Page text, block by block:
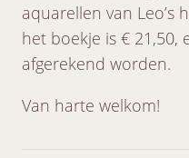
aquarellen van Leo’s
het boekje is €
afgerekend worden.
Van harte welkom!